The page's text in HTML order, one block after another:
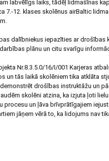
labvēlīgs laiks, tādēļ lidmašīnas
7.-12. klases skolēnus airBaltic
dalībniekus iepazīties ar drošības
plānu un citu svarīgu
Nr.8.3.5.0/16/I/001 Karjeras
un tās laikā skolēniem tika atklāta
drošības instruktāžu un
skolēni atzina, ka izjuta ļoti
procesu un ļāva brīvprātīgajiem
jāņem vērā to, ka lidojums nav